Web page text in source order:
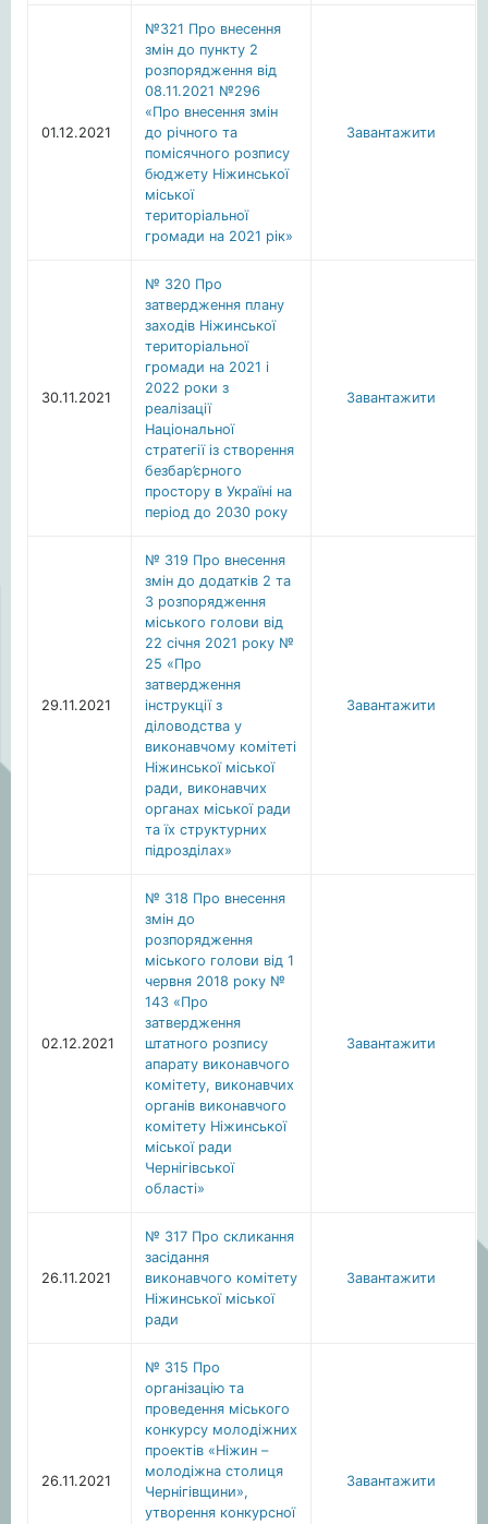
01.12.2021
№321 Про внесення
змін до пункту 2
розпорядження від
08.11.2021 №296
«Про внесення змін
до річного та
помісячного розпису
бюджету Ніжинської
міської
територіальної
громади на 2021 рік»
Завантажити
30.11.2021
№ 320 Про
затвердження плану
заходів Ніжинської
територіальної
громади на 2021 і
2022 роки з
реалізації
Національної
стратегії із створення
безбар’єрного
простору в Україні на
період до 2030 року
Завантажити
29.11.2021
№ 319 Про внесення
змін до додатків 2 та
3 розпорядження
міського голови від
22 січня 2021 року №
25 «Про
затвердження
інструкції з
діловодства у
виконавчому комітеті
Ніжинської міської
ради, виконавчих
органах міської ради
та їх структурних
підрозділах»
Завантажити
02.12.2021
№ 318 Про внесення
змін до
розпорядження
міського голови від 1
червня 2018 року №
143 «Про
затвердження
штатного розпису
апарату виконавчого
комітету, виконавчих
органів виконавчого
комітету Ніжинської
міської ради
Чернігівської
області»
Завантажити
26.11.2021
№ 317 Про скликання
засідання
виконавчого комітету
Ніжинської міської
ради
Завантажити
26.11.2021
№ 315 Про
організацію та
проведення міського
конкурсу молодіжних
проектів «Ніжин –
молодіжна столиця
Чернігівщини»,
утворення конкурсної
Завантажити